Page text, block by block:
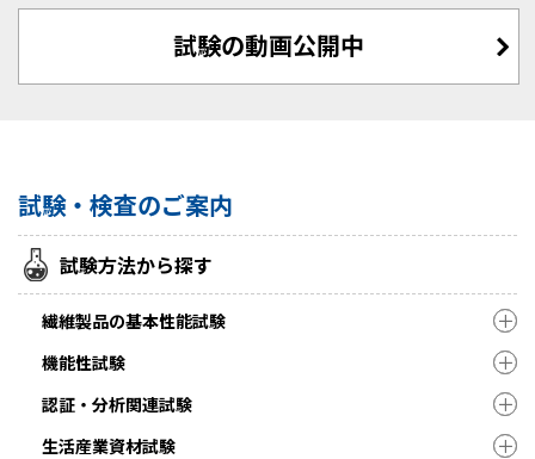
試験・検査のご案内
試験方法から探す
繊維製品の基本性能試験
機能性試験
認証・分析関連試験
生活産業資材試験
試験の動画公開中